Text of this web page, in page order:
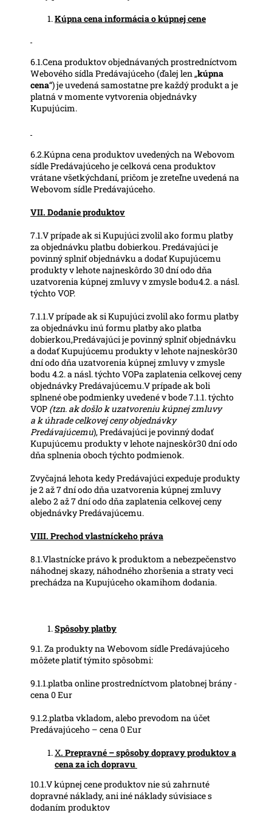
Kúpna cena informácia o kúpnej cene
6.1.Cena produktov objednávaných prostredníctvom
Webového sídla Predávajúceho (ďalej len „kúpna
cena“) je uvedená samostatne pre každý produkt a je
platná v momente vytvorenia objednávky
Kupujúcim.
6.2.Kúpna cena produktov uvedených na Webovom
sídle Predávajúceho je celková cena produktov
vrátane všetkýchdaní, pričom je zreteľne uvedená na
Webovom sídle Predávajúceho.
VII. Dodanie produktov
7.1.V prípade ak si Kupujúci zvolil ako formu platby
za objednávku platbu dobierkou. Predávajúci je
povinný splniť objednávku a dodať Kupujúcemu
produkty v lehote najneskôrdo 30 dní odo dňa
uzatvorenia kúpnej zmluvy v zmysle bodu4.2. a násl.
týchto VOP.
7.1.1.V prípade ak si Kupujúci zvolil ako formu platby
za objednávku inú formu platby ako platba
dobierkou,Predávajúci je povinný splniť objednávku
a dodať Kupujúcemu produkty v lehote najneskôr30
dní odo dňa uzatvorenia kúpnej zmluvy v zmysle
bodu 4.2. a násl. týchto VOPa zaplatenia celkovej ceny
objednávky Predávajúcemu.V prípade ak boli
splnené obe podmienky uvedené v bode 7.1.1. týchto
VOP (tzn. ak došlo k uzatvoreniu kúpnej zmluvy
a k úhrade celkovej ceny objednávky
Predávajúcemu), Predávajúci je povinný dodať
Kupujúcemu produkty v lehote najneskôr30 dní odo
dňa splnenia oboch týchto podmienok.
Zvyčajná lehota kedy Predávajúci expeduje produkty
je 2 až 7 dní odo dňa uzatvorenia kúpnej zmluvy
alebo 2 až 7 dní odo dňa zaplatenia celkovej ceny
objednávky Predávajúcemu.
VIII. Prechod vlastníckeho práva
8.1.Vlastnícke právo k produktom a nebezpečenstvo
náhodnej skazy, náhodného zhoršenia a straty veci
prechádza na Kupujúceho okamihom dodania.
Spôsoby platby
9.1. Za produkty na Webovom sídle Predávajúceho
môžete platiť týmito spôsobmi:
9.1.1.platba online prostredníctvom platobnej brány -
cena 0 Eur
9.1.2.platba vkladom, alebo prevodom na účet
Predávajúceho – cena 0 Eur
X. Prepravné – spôsoby dopravy produktov a
cena za ich dopravu
10.1.V kúpnej cene produktov nie sú zahrnuté
dopravné náklady, ani iné náklady súvisiace s
dodaním produktov